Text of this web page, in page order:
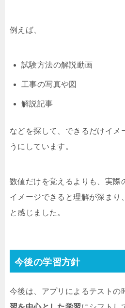
例えば、
試験方法の解説動画
工事の写真や図
解説記事
などを探して、できるだけイメ
うにしています。
数値だけを覚えるよりも、実際
イメージできると理解が深まり
と感じました。
今後の学習方針
今後は、アプリによるテストの